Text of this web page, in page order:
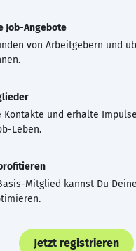
Job-Angebote
von Arbeitgebern und
Kontakte und erhalte
Leben.
Mitglied kannst Du
Jetzt registrieren